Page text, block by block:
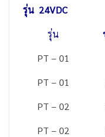
รุ่น 24VDC
รุ่น
PT – 01
PT – 01
PT – 02
PT – 02